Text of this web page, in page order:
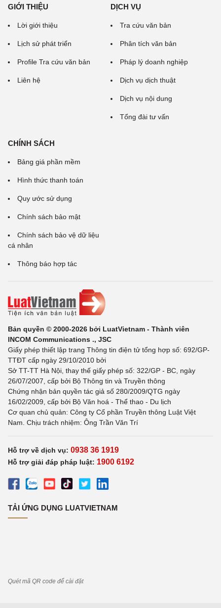
GIỚI THIỆU
Lời giới thiệu
Lịch sử phát triển
Profile Tra cứu văn bản
Liên hệ
DỊCH VỤ
Tra cứu văn bản
Phân tích văn bản
Pháp lý doanh nghiệp
Dịch vụ dịch thuật
Dịch vụ nội dung
Tổng đài tư vấn
CHÍNH SÁCH
Bảng giá phần mềm
Hình thức thanh toán
Quy ước sử dụng
Chính sách bảo mật
Chính sách bảo vệ dữ liệu
cá nhân
Thông báo hợp tác
Bản quyền © 2000-2026 bởi LuatVietnam - Thành viên
INCOM Communications ., JSC
Giấy phép thiết lập trang Thông tin điện tử tổng hợp số: 692/GP-
TTĐT cấp ngày 29/10/2010 bởi
Sở TT-TT Hà Nội, thay thế giấy phép số: 322/GP - BC, ngày
26/07/2007, cấp bởi Bộ Thông tin và Truyền thông
Chứng nhận bản quyền tác giả số 280/2009/QTG ngày
16/02/2009, cấp bởi Bộ Văn hoá - Thể thao - Du lịch
Cơ quan chủ quản: Công ty Cổ phần Truyền thông Luật Việt
Nam. Chịu trách nhiệm: Ông Trần Văn Trí
Hỗ trợ về dịch vụ: 0938 36 1919
Hỗ trợ giải đáp pháp luật: 1900 6192
TẢI ỨNG DỤNG LUATVIETNAM
Quét mã QR code để cài đặt